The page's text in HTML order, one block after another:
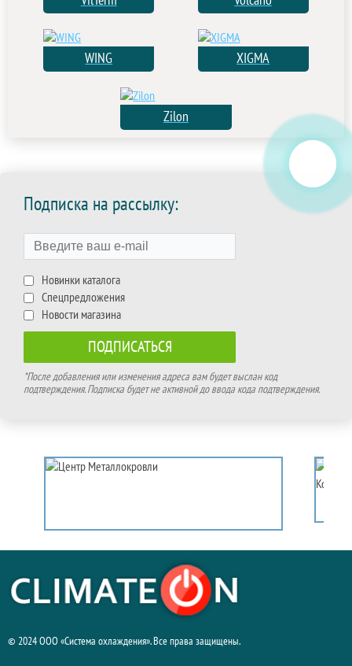
WING XIGMA
Zilon
Подписка на рассылку:
Новинки каталога
Спецпредложения
Новости магазина
*После добавления или изменения адреса вам будет выслан код
подтверждения. Подписка будет не активной до ввода кода подтверждения.
© 2024 ООО «Система охлаждения». Все права защищены.